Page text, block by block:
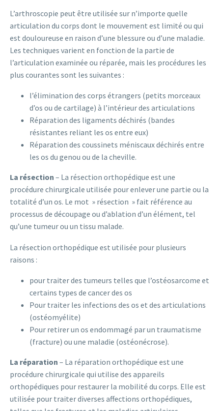
L’arthroscopie peut être utilisée sur n’importe quelle
articulation du corps dont le mouvement est limité ou qui
est douloureuse en raison d’une blessure ou d’une maladie.
Les techniques varient en fonction de la partie de
l’articulation examinée ou réparée, mais les procédures les
plus courantes sont les suivantes :
l’élimination des corps étrangers (petits morceaux
d’os ou de cartilage) à l’intérieur des articulations
Réparation des ligaments déchirés (bandes
résistantes reliant les os entre eux)
Réparation des coussinets méniscaux déchirés entre
les os du genou ou de la cheville.
La résection – La résection orthopédique est une
procédure chirurgicale utilisée pour enlever une partie ou la
totalité d’un os. Le mot » résection » fait référence au
processus de découpage ou d’ablation d’un élément, tel
qu’une tumeur ou un tissu malade.
La résection orthopédique est utilisée pour plusieurs
raisons :
pour traiter des tumeurs telles que l’ostéosarcome et
certains types de cancer des os
Pour traiter les infections des os et des articulations
(ostéomyélite)
Pour retirer un os endommagé par un traumatisme
(fracture) ou une maladie (ostéonécrose).
La réparation – La réparation orthopédique est une
procédure chirurgicale qui utilise des appareils
orthopédiques pour restaurer la mobilité du corps. Elle est
utilisée pour traiter diverses affections orthopédiques,